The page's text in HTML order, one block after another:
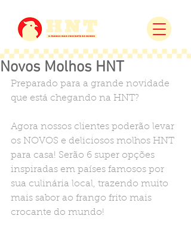
Novos Molhos HNT
Preparado para a grande novidade
que está chegando na HNT?
Agora nossos clientes poderão levar
os NOVOS e deliciosos molhos HNT
para casa! Serão 6 super opções
inspiradas em países famosos por
sua culinária local, trazendo muito
mais sabor ao frango frito mais
crocante do mundo!